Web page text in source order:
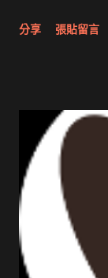
圖治推動改革
分享 張貼留言